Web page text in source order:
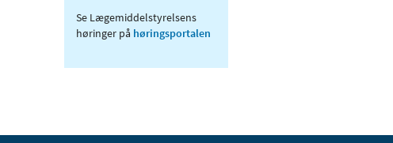
Se Lægemiddelstyrelsens
høringer på høringsportalen